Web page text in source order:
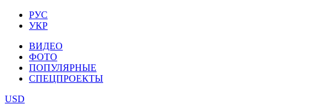
РУС
УКР
ВИДЕО
ФОТО
ПОПУЛЯРНЫЕ
СПЕЦПРОЕКТЫ
USD